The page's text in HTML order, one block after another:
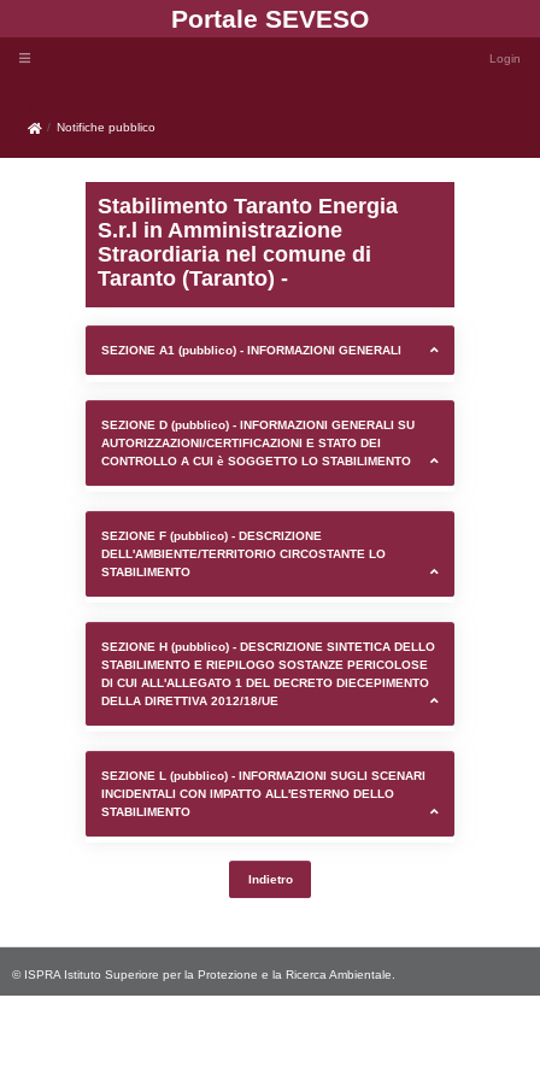
Portale
Notifiche pubblico
Notifiche pubblico
Stabilimento Taranto
S.r.l in Amministrazione
Straordiaria nel
Taranto (Taranto) -
SEZIONE A1 (pubblico) - INFORMAZIONI
SEZIONE D (pubblico) - INFORMAZIONI
AUTORIZZAZIONI/CERTIFICAZIONI E
CONTROLLO A CUI è SOGGETTO LO
STABILIMENTO
SEZIONE H (pubblico) - DESCRIZIONE